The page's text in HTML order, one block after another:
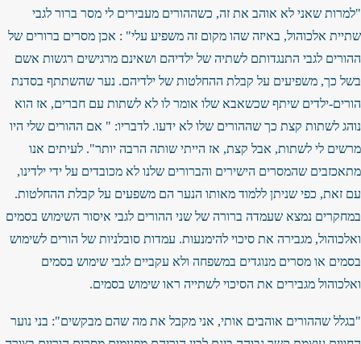
"למרות שאני לא אוהב את זה, כשההורים מעבירים לי מסר ברור לגבי
שתיית אלכוהול, באיזה שהו מקום זה משפיע עלי" : אכן מסרים ברורים של
ההורים לגבי התנגדותם לשתיה של ילדיהם ושאינם מרגישים רגשות אשם
בשל כך, משפיעים על קבלת ההחלטות של ילדיהם. נער שהשתתף בסדנת
הורים-ילדים שיתף שכשאבא שלו אומר לו לא לשתות עם חברים, אז הוא
נוהג לשתות קצת כך שההורים שלו לא ידעו. לדבריו: " אם ההורים שלי היו
מרשים לי לשתות, אבל קצת, אז הייתי שותה הרבה יותר". לעיתים אנו
מתאכזבים שהמסרים הישירים והברורים שלנו לא מכובדים על ידי ילדינו,
עם זאת, כפי שניתן ללמוד מאותו הנער הם משפעים על קבלת ההחלטות.
במחקרים נמצא שעמדה ברורה של שני ההורים לגבי איסור השימוש בסמים
ואלכוהול, מגבירה את סיכוי להימנעות. עמדות סובלניות של הורים לשימוש
בסמים או מסרים מנוגדים במשפחה ולא עקביים לגבי שימוש בסמים
ואלכוהול מגבירים את הסיכוי לשתייה ראו שימוש בסמים.
"בגלל שההורים אוהבים אותי, אני מקבל את מה שהם מבקשים": בני נוער